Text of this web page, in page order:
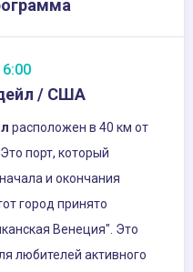
/ США
расположен в 40 км от
порт, который
и окончания
город принято
Венеция". Это
любителей активного